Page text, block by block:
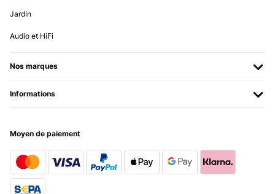
Jardin
Audio et HiFi
Nos marques
Informations
Moyen de paiement